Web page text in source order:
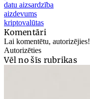
datu aizsardzība
aizdevums
kriptovalūtas
Komentāri
Lai komentētu, autorizējies!
Autorizēties
Vēl no šīs rubrikas